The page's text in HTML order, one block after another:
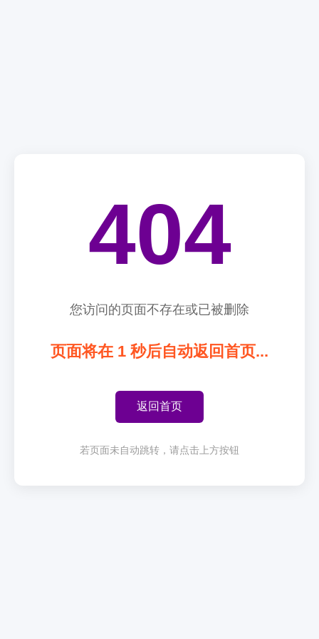
404
您访问的页面不存在或已被删除
页面将在 1 秒后自动返回首页...
返回首页
若页面未自动跳转，请点击上方按钮